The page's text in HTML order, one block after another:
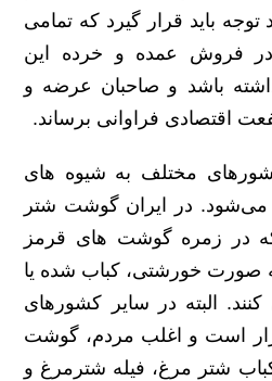
باید قرار گیرد که تمامی
در فروش عمده و خرده این
باشد و صاحبان عرضه و
اقتصادی فراوانی برساند.
مختلف به شیوه‌ های
در ایران گوشت شتر
در زمره گوشت ‌های قرمز
صورت خورشتی، کباب شده یا
البته در سایر کشورهای
است و اغلب مردم، گوشت
شتر مرغ، فیله شترمرغ و